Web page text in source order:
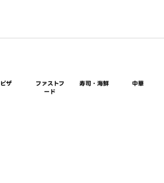
ピザ
ファストフ
ード
寿司・海鮮 中華